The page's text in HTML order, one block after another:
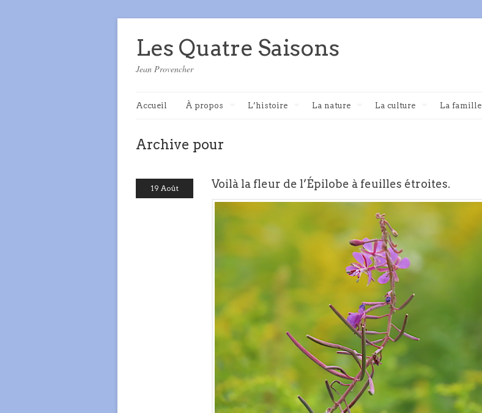
Les Quatre Saisons
Jean Provencher
Accueil À propos L’histoire La nature La culture La famille
Archive pour
19 Août Voilà la fleur de l’Épilobe à feuilles étroites.